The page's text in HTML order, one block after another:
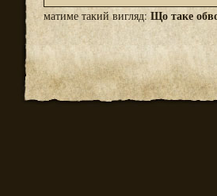
матиме такий вигляд:Що таке